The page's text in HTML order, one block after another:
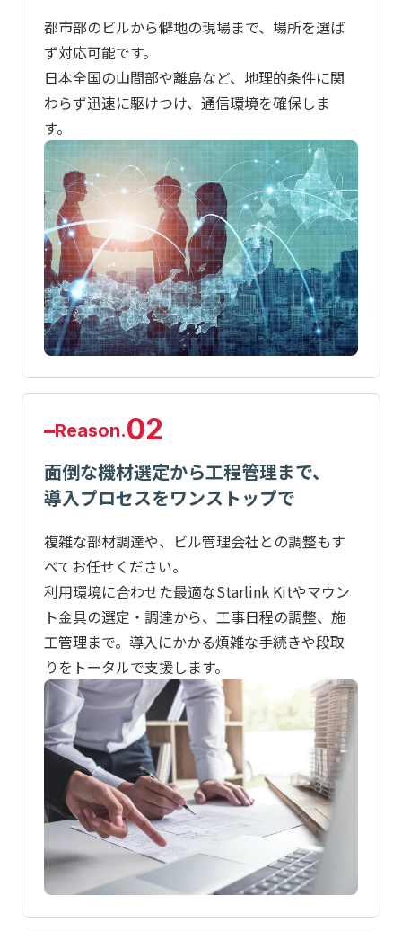
都市部のビルから僻地の現場まで、場所を選ば
ず対応可能です。
日本全国の山間部や離島など、地理的条件に関
わらず迅速に駆けつけ、通信環境を確保しま
す。
Reason.02
面倒な機材選定から工程管理まで、
導入プロセスをワンストップで
複雑な部材調達や、ビル管理会社との調整もす
べてお任せください。
利用環境に合わせた最適なStarlink Kitやマウン
ト金具の選定・調達から、工事日程の調整、施
工管理まで。導入にかかる煩雑な手続きや段取
りをトータルで支援します。